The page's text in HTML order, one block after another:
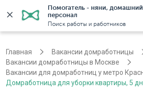
Помогатель - няни, домашний
персонал
Поиск работы и работников
Главная
Вакансии домработницы
Вакансии домработницы в Москве
Вакансии для домработниц у метро
Домработница для уборки квартиры, 5